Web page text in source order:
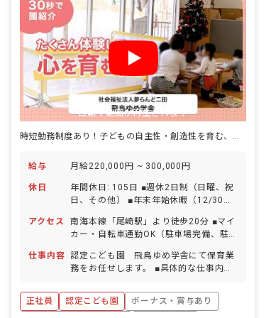
自動で動画が再生されます
時短勤務制度あり！子どもの自主性・創造性を育む、温かみにあふれた園です
給与 月給220,000円 ~ 300,000円
休日
年間休日: 105日 ■週休2日制（日曜、祝
日、その他） ■年末年始休暇（12/30～
与／1時間・半日単位での取得可／5日以
上の連休相談OK） ■産前産後・育児休暇
（取得率100％・復帰率100％） ※お子
様の体調不良や行事による遅刻・早退・
アクセス
南海本線「尾崎駅」より徒歩20分 ■マイ
カー・自転車通勤OK（駐車場完備、駐
海本線「尾崎駅」から自転車通勤の場
合、駐輪場は園負担いたします。
仕事内容 認定こども園 飛鳥ゆめ学舎にて保育業
務をお任せします。 ■具体的な仕事内容
・週案、月案の作成 ・保護者対応 ＜施
設について＞ ・広々とした落ち着いた環
正社員 認定こども園
ボーナス・賞与あり